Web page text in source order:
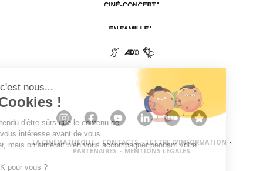
LA CINÉMATHÈQUE · CONTACTS · LETTRE D'INFORMATION ·
PARTENAIRES · MENTIONS LÉGALES